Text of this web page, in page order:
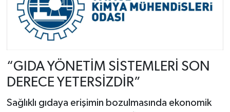
“GIDA YÖNETİM SİSTEMLERİ SON
DERECE YETERSİZDİR”
Sağlıklı gıdaya erişimin bozulmasında ekonomik